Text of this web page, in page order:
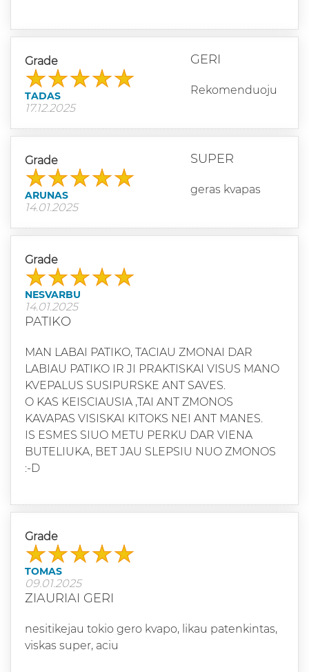
Grade
TADAS
17.12.2025
GERI
Rekomenduoju
Grade
ARUNAS
14.01.2025
SUPER
geras kvapas
Grade
NESVARBU
14.01.2025
PATIKO
MAN LABAI PATIKO, TACIAU ZMONAI DAR
LABIAU PATIKO IR JI PRAKTISKAI VISUS MANO
KVEPALUS SUSIPURSKE ANT SAVES.
O KAS KEISCIAUSIA ,TAI ANT ZMONOS
KAVAPAS VISISKAI KITOKS NEI ANT MANES.
IS ESMES SIUO METU PERKU DAR VIENA
BUTELIUKA, BET JAU SLEPSIU NUO ZMONOS
:-D
Grade
TOMAS
09.01.2025
ZIAURIAI GERI
nesitikejau tokio gero kvapo, likau patenkintas,
viskas super, aciu